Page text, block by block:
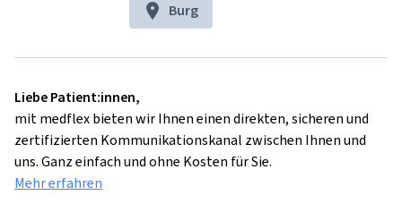
Burg
Liebe Patient:innen,
mit medflex bieten wir Ihnen einen direkten, sicheren und
zertifizierten Kommunikationskanal zwischen Ihnen und
uns. Ganz einfach und ohne Kosten für Sie.
Mehr erfahren